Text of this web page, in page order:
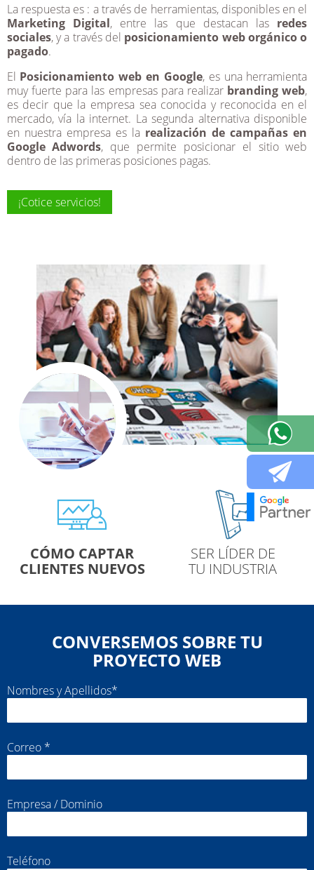
La respuesta es : a través de herramientas, disponibles en el
Marketing Digital, entre las que destacan las redes
sociales, y a través del posicionamiento web orgánico o
pagado.
El Posicionamiento web en Google, es una herramienta
muy fuerte para las empresas para realizar branding web,
es decir que la empresa sea conocida y reconocida en el
mercado, vía la internet. La segunda alternativa disponible
en nuestra empresa es la realización de campañas en
Google Adwords, que permite posicionar el sitio web
dentro de las primeras posiciones pagas.
¡Cotice servicios!
CAPTAR
NUEVOS
SER LÍDER DE
TU INDUSTRIA
HACER
CONVERSEMOS SOBRE TU
PROYECTO WEB
Nombres y Apellidos*
Correo *
Empresa / Dominio
Teléfono